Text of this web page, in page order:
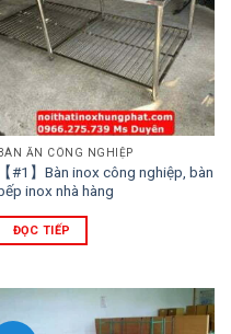
BÀN ĂN CÔNG NGHIỆP
【#1】Bàn inox công nghiệp, bàn
inox nhà hàng
ĐỌC TIẾP